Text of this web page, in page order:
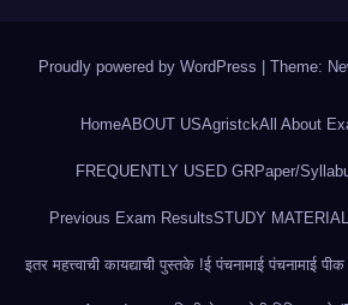
Proudly powered by WordPress Theme:
HomeABOUT USAgristckAll About
FREQUENTLY USED GRPaper/
Previous Exam ResultsSTUDY
इतर महत्त्वाची कायद्याची पुस्तके !ई पंचनामाई पंचनामाई पीक